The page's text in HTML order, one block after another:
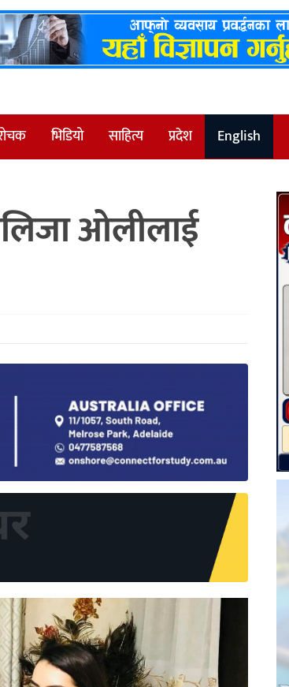
भिडियो साहित्य प्रदेश English
ओलीलाई